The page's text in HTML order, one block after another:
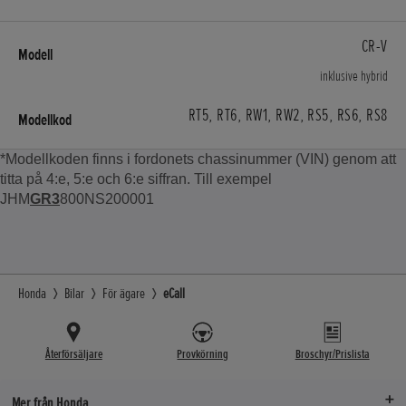
CR-V
inklusive hybrid
RT5, RT6, RW1, RW2, RS5, RS6, RS8
*Modellkoden finns i fordonets chassinummer (VIN) genom att
titta på 4:e, 5:e och 6:e siffran. Till exempel
JHMGR3800NS200001
Honda Bilar För ägare eCall
Återförsäljare Provkörning Broschyr/Prislista